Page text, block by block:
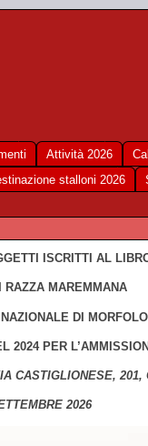
Attività 2026
stalloni 2026
ISCRITTI AL
RAZZA MAREMMANA
DI
2024 PER
CASTIGLIONESE, 201,
2026